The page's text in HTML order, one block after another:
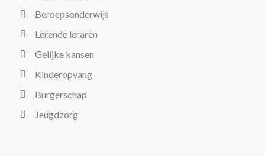
Beroepsonderwijs
Lerende leraren
Gelijke kansen
Kinderopvang
Burgerschap
Jeugdzorg